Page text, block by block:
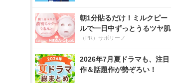
朝1分貼るだけ！ミルクピー
ルで一日中ずっとうるツヤ肌
（PR）サボリーノ
2026年7月夏ドラマも、注目
作＆話題作が勢ぞろい！